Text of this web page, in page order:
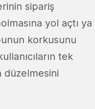
sipariş
yol açtı ya
korkusunu
tek
düzelmesini